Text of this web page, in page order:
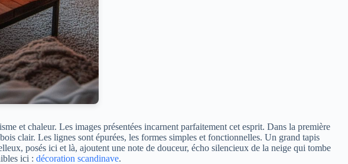
et chaleur. Les images présentées incarnent parfaitement cet esprit. Dans la première
clair. Les lignes sont épurées, les formes simples et fonctionnelles. Un grand tapis
posés ici et là, ajoutent une note de douceur, écho silencieux de la neige qui tombe
ici : décoration scandinave.